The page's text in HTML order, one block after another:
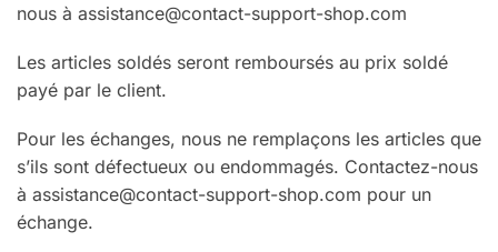
nous à assistance@contact-support-shop.com
Les articles soldés seront remboursés au prix soldé
payé par le client.
Pour les échanges, nous ne remplaçons les articles que
s’ils sont défectueux ou endommagés. Contactez-nous
à assistance@contact-support-shop.com pour un
échange.